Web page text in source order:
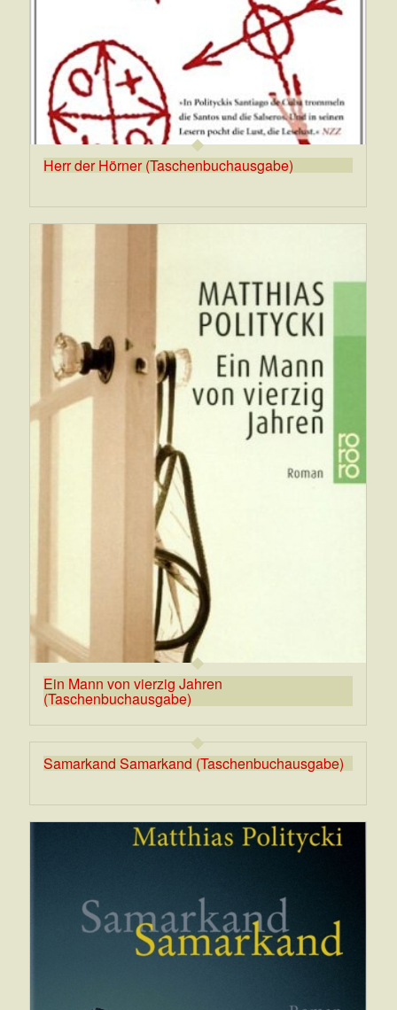
Herr der Hörner (Taschenbuchausgabe)
Ein Mann von vierzig Jahren
(Taschenbuchausgabe)
Samarkand Samarkand (Taschenbuchausgabe)